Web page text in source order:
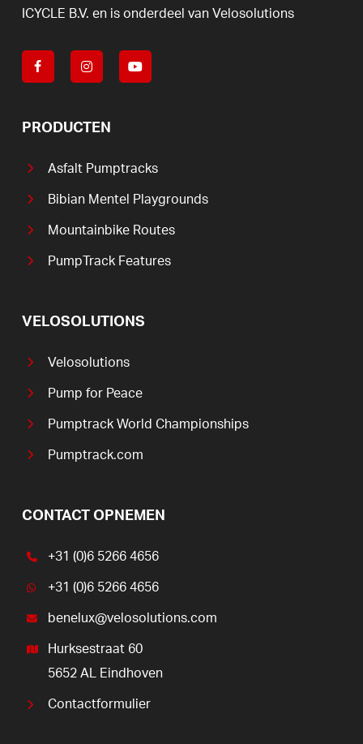
ICYCLE B.V. en is onderdeel van Velosolutions
PRODUCTEN
Asfalt Pumptracks
Bibian Mentel Playgrounds
Mountainbike Routes
PumpTrack Features
VELOSOLUTIONS
Velosolutions
Pump for Peace
Pumptrack World Championships
Pumptrack.com
CONTACT OPNEMEN
+31 (0)6 5266 4656
+31 (0)6 5266 4656
benelux@velosolutions.com
Hurksestraat 60
5652 AL Eindhoven
Contactformulier